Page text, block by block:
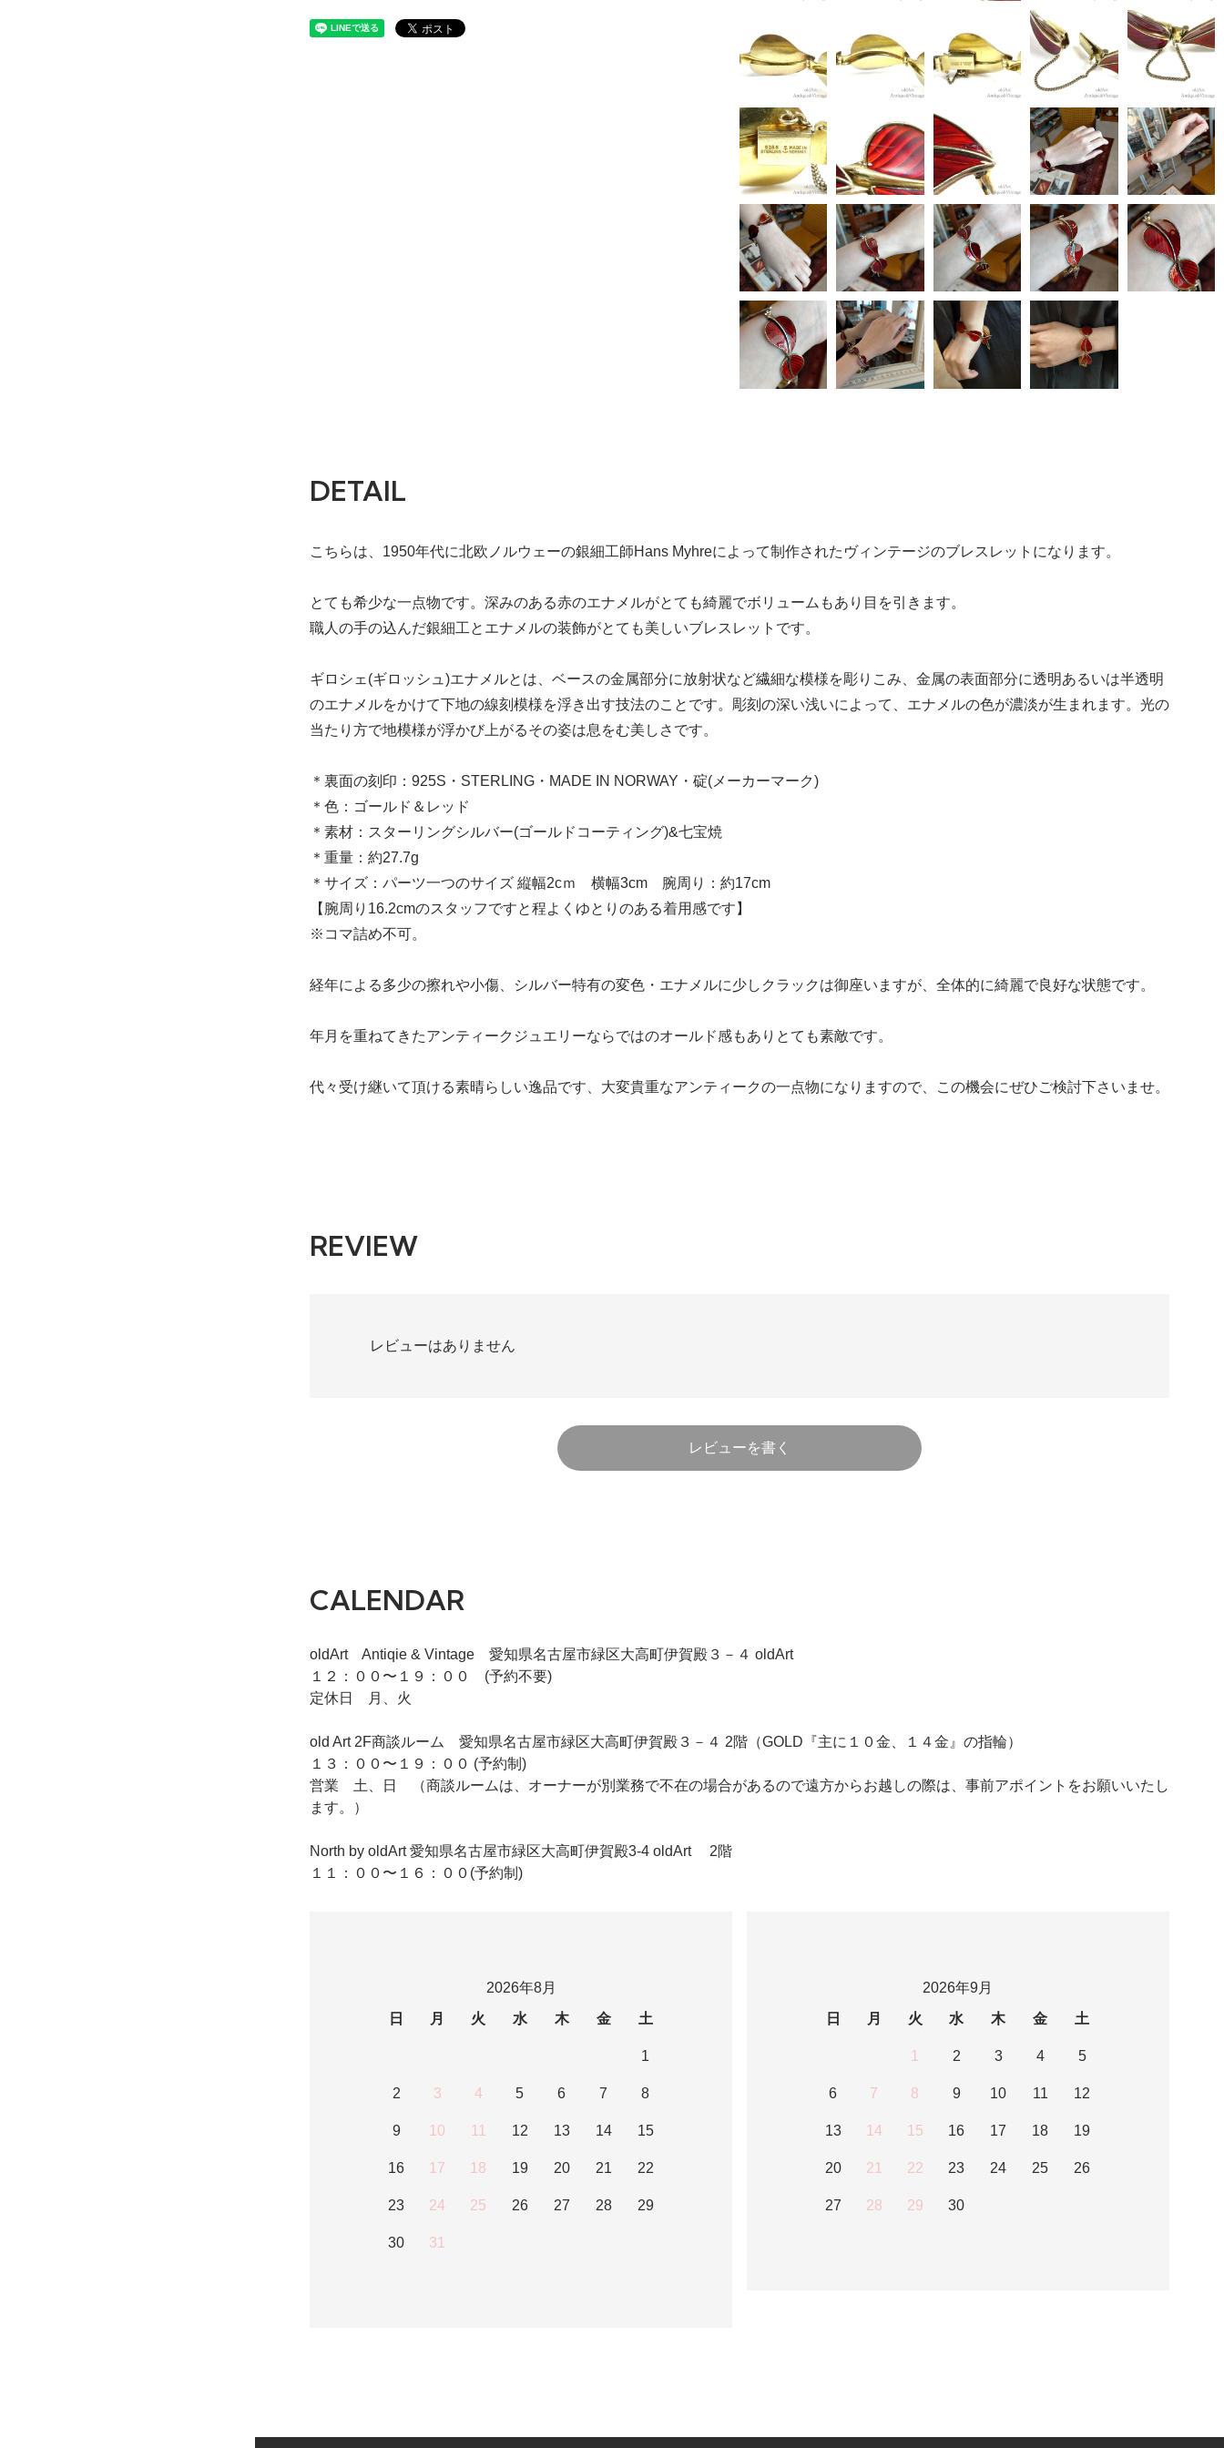
DETAIL
こちらは、1950年代に北欧ノルウェーの銀細工師Hans Myhreによって制作されたヴィンテージのブレスレットになります。
とても希少な一点物です。深みのある赤のエナメルがとても綺麗でボリュームもあり目を引きます。
職人の手の込んだ銀細工とエナメルの装飾がとても美しいブレスレットです。
ギロシェ(ギロッシュ)エナメルとは、ベースの金属部分に放射状など繊細な模様を彫りこみ、金属の表面部分に透明あるいは半透明
のエナメルをかけて下地の線刻模様を浮き出す技法のことです。彫刻の深い浅いによって、エナメルの色が濃淡が生まれます。光の
当たり方で地模様が浮かび上がるその姿は息をむ美しさです。
＊裏面の刻印：925S・STERLING・MADE IN NORWAY・碇(メーカーマーク)
＊色：ゴールド＆レッド
＊素材：スターリングシルバー(ゴールドコーティング)&七宝焼
＊重量：約27.7g
＊サイズ：パーツ一つのサイズ 縦幅2cｍ 横幅3cm 腕周り：約17cm
【腕周り16.2cmのスタッフですと程よくゆとりのある着用感です】
※コマ詰め不可。
経年による多少の擦れや小傷、シルバー特有の変色・エナメルに少しクラックは御座いますが、全体的に綺麗で良好な状態です。
年月を重ねてきたアンティークジュエリーならではのオールド感もありとても素敵です。
代々受け継いて頂ける素晴らしい逸品です、大変貴重なアンティークの一点物になりますので、この機会にぜひご検討下さいませ。
REVIEW
レビューはありません
レビューを書く
CALENDAR
oldArt Antiqie & Vintage 愛知県名古屋市緑区大高町伊賀殿３－４ oldArt
１２：００〜１９：００ (予約不要)
定休日 月、火
old Art 2F商談ルーム 愛知県名古屋市緑区大高町伊賀殿３－４ 2階（GOLD『主に１０金、１４金』の指輪）
１３：００〜１９：００ (予約制)
営業 土、日 （商談ルームは、オーナーが別業務で不在の場合があるので遠方からお越しの際は、事前アポイントをお願いいたし
ます。）
North by oldArt 愛知県名古屋市緑区大高町伊賀殿3-4 oldArt 2階
１１：００〜１６：００(予約制)
2026年8月
日
月 火 水 木 金 土
1
2 3 4 5 6 7 8
9 10 11 12 13 14 15
16 17 18 19 20 21 22
23 24 25 26 27 28 29
30 31
2026年9月
日
月 火 水 木 金 土
1 2 3 4 5
6 7 8 9 10 11 12
13 14 15 16 17 18 19
20 21 22 23 24 25 26
27 28 29 30